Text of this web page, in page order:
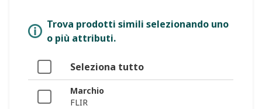
Trova prodotti simili selezionando uno
o più attributi.
Seleziona tutto
Marchio
FLIR